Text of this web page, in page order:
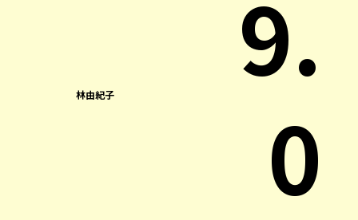
林由紀子
9.
0